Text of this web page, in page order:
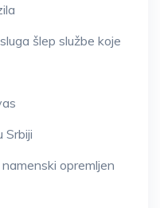
šlep službe koje
Srbiji
opremljen